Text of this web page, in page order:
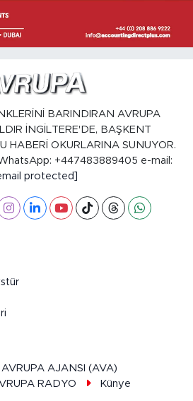
BARINDIRAN AVRUPA
İNGİLTERE'DE, BAŞKENT
HABERİ OKURLARINA SUNUYOR.
+447483889405 e-mail:
protected]
AVRUPA AJANSI (AVA)
RADYO Künye